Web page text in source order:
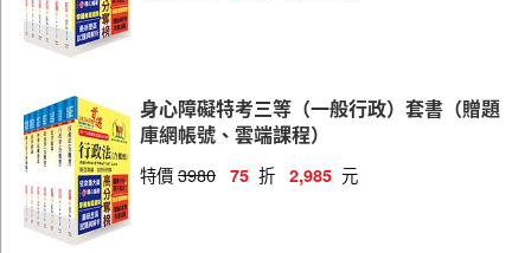
身心障礙特考三等（一般行政）套書（贈題
庫網帳號、雲端課程）
特價3980 75 折 2,985 元